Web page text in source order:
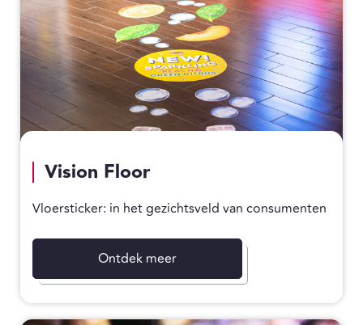
Vision Floor
Vloersticker: in het gezichtsveld van consumenten
Ontdek meer